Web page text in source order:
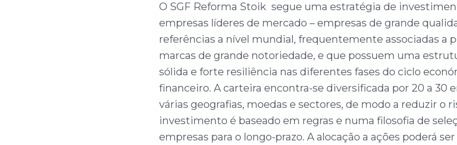
O SGF Reforma Stoik segue uma estratégia de
empresas líderes de mercado – empresas de grande
referências a nível mundial, frequentemente associadas a
marcas de grande notoriedade, e que possuem uma
sólida e forte resiliência nas diferentes fases do ciclo
financeiro. A carteira encontra-se diversificada por 20 a 30
várias geografias, moedas e sectores, de modo a reduzir o
investimento é baseado em regras e numa filosofia de
empresas para o longo-prazo. A alocação a ações poderá